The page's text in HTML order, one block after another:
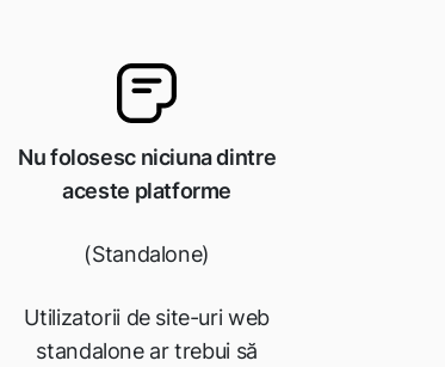
Nu folosesc niciuna dintre
aceste platforme
(Standalone)
Utilizatorii de site-uri web
standalone ar trebui să